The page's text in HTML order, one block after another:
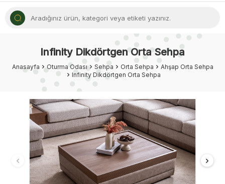
Infinity Dikdörtgen Orta Sehpa
Anasayfa Oturma Odası Sehpa Orta Sehpa
Ahşap Orta Sehpa
Infinity Dikdörtgen Orta Sehpa